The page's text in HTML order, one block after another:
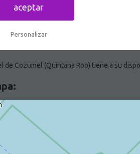
aceptar
Personalizar
Cozumel (Quintana Roo) tiene a su